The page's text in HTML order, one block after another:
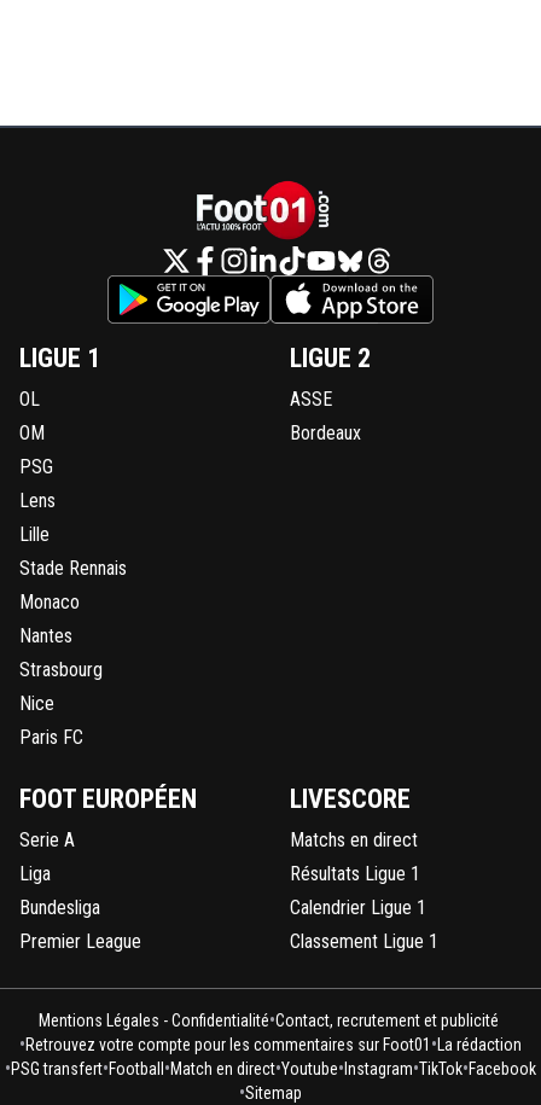
LIGUE 1
OL
OM
PSG
Lens
Lille
Stade Rennais
Monaco
Nantes
Strasbourg
Nice
Paris FC
LIGUE 2
ASSE
Bordeaux
FOOT EUROPÉEN
Serie A
Liga
Bundesliga
Premier League
LIVESCORE
Matchs en direct
Résultats Ligue 1
Calendrier Ligue 1
Classement Ligue 1
Mentions Légales - Confidentialité•Contact, recrutement et publicité
•Retrouvez votre compte pour les commentaires sur Foot01 • La rédaction
•PSG transfert•Football •Match en direct•Youtube• Instagram•TikTok•Facebook
•Sitemap